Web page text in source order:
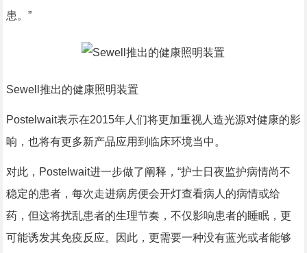
患。”
Sewell推出的健康照明装置
Postelwait表示在2015年人们将更加重视人造光源对健康的影
响，也将有更多新产品应用到临床环境当中。
对此，Postelwait进一步做了阐释，“护士日夜监护病情尚不
稳定的患者，每次走进病房便会开灯查看病人的病情或给
药，但这将扰乱患者的生理节奏，不仅影响患者的睡眠，更
可能诱发其免疫反应。因此，更需要一种没有蓝光或者能够